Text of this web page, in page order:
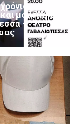
μουσικής
–